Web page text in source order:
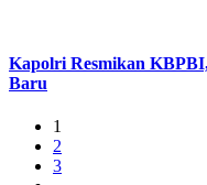
Kapolri Resmikan
Baru
1
2
3